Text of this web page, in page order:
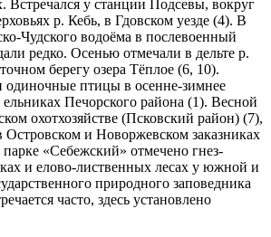
Встре­чался у станции Подсевы, вокруг
р. Кебь, в Гдовском уезде (4). В
Чудского водоёма в послевоенный
редко. Осенью отмечали в дельте р.
берегу озера Тё­плое (6, 10).
одиночные птицы в осенне-зимнее
ельниках Пе­чорского района (1). Весной
охотхозяйстве (Псковский район) (7),
Островском и Новоржевском заказниках
«Себежский» отмечено гнез­
и елово-лиственных лесах у южной и
природ­ного заповедника
ча­сто, здесь установлено